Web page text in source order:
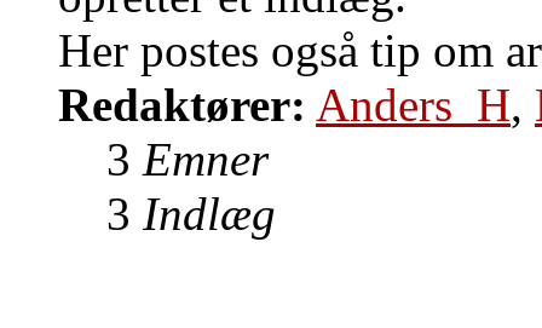
Her postes også tip om
Redaktører: Anders_H,
3 Emner
3 Indlæg